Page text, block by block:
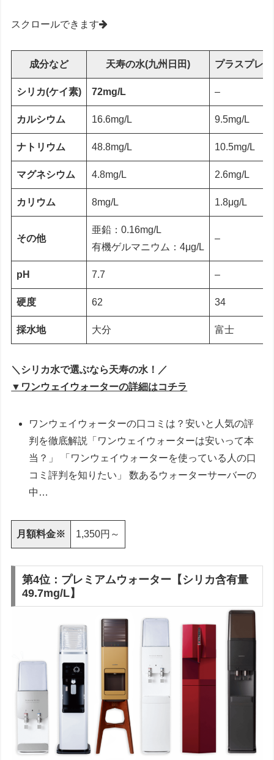
スクロールできます
成分など 天寿の水(九州日田) プラスプレ
シリカ(ケイ素) 72mg/L –
カルシウム 16.6mg/L 9.5mg/L
ナトリウム 48.8mg/L 10.5mg/L
マグネシウム 4.8mg/L 2.6mg/L
カリウム 8mg/L 1.8μg/L
その他
亜鉛：0.16mg/L
有機ゲルマニウム：4μg/L
–
pH 7.7 –
硬度 62 34
採水地 大分 富士
＼シリカ水で選ぶなら天寿の水！／
▼ワンウェイウォーターの詳細はコチラ
ワンウェイウォーターの口コミは？安いと人気の評
判を徹底解説「ワンウェイウォーターは安いって本
当？」 「ワンウェイウォーターを使っている人の口
コミ評判を知りたい」 数あるウォーターサーバーの
中…
月額料金※ 1,350円～
第4位：プレミアムウォーター【シリカ含有量
49.7mg/L】